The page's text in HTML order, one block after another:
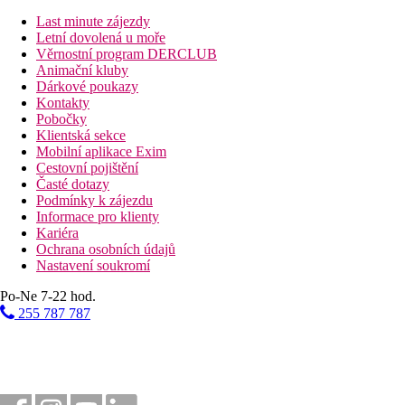
17 km
Vzdálenost od nejbližšího letiště
100 m
Centrum města
Fotogalerie
Last minute zájezdy
Letní dovolená u moře
Věrnostní program DERCLUB
Animační kluby
Dárkové poukazy
Kontakty
Pobočky
Klientská sekce
Mobilní aplikace Exim
Cestovní pojištění
Časté dotazy
Podmínky k zájezdu
Informace pro klienty
Kariéra
Ochrana osobních údajů
Nastavení soukromí
Po-Ne 7-22 hod.
255 787 787